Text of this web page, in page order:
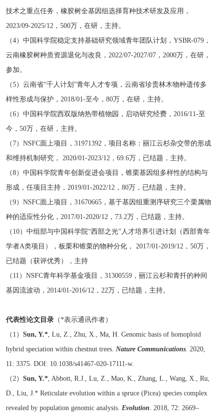
技术之重点任务，橡胶树全基因组选择育种技术研发及应用，
2023/09-2025/12，500万，在研，主持。
（4） 中国科学院稳定支持基础研究领域青年团队计划， YSBR-079 ，
云南橡胶树种质资源退化与改良， 2022/07-2027/07，2000万，在研，
参加。
（5） 云南省“千人计划”青年人才专项，云南省珍贵林木物种遗传多
样性形成与保护， 2018/01-至今， 80万，在研，主持。
（6） 中国科学院西双版纳热带植物园，启动研究经费， 2016/11-至
今， 50万，在研，主持。
（7）NSFC面上项目， 31971392 ，项目名称：丽江云杉杂交带的形成
和维持机制研究， 2020/01-2023/12，69.6万，已结题，主持。
（8） 中国科学院青年创新促进会项目，锥栗基因组多样性的结构与
形成，任项目主持， 2019/01-2022/12，80万，已结题，主持。
（9） NSFC面上项目， 31670665 ，基于基因组重测序研究三个栗属物
种的适应性分化， 2017/01-2020/12，73.2万，已结题，主持。
（10） 中组部与中国科学院“西部之光”人才培养引进计划（西部青年
学者A类项目），板栗和锥栗的物种分化， 2017/01-2019/12，50万，
已结题（获评优秀），主持
（11） NSFC青年科学基金项目， 31300559 ，丽江云杉和青扦的种间
基因流波动， 2014/01-2016/12，22万，已结题，主持。
代表性论文目录 （*表示通讯作者）
（1） Sun, Y.*, Lu, Z., Zhu, X., Ma, H. Genomic basis of homoploid
hybrid speciation within chestnut trees. Nature Communications. 2020,
11: 3375. DOI: 10.1038/s41467-020-17111-w.
（2） Sun, Y.*, Abbott, R.J., Lu, Z., Mao, K., Zhang, L., Wang, X., Ru,
D., Liu, J.* Reticulate evolution within a spruce (Picea) species complex
revealed by population genomic analysis. Evolution. 2018, 72: 2669–